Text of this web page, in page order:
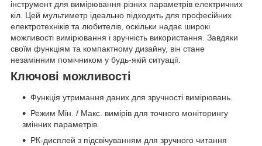
інструмент для вимірювання різних параметрів електричних
кіл. Цей мультиметр ідеально підходить для професійних
електротехніків та любителів, оскільки надає широкі
можливості вимірювання і зручність використання. Завдяки
своїм функціям та компактному дизайну, він стане
незамінним помічником у будь-якій ситуації.
Ключові можливості
Функція утримання даних для зручності вимірювань.
Режим Мін. / Макс. вимірів для точного моніторингу
змінних параметрів.
РК-дисплей з підсвічуванням для зручного читання